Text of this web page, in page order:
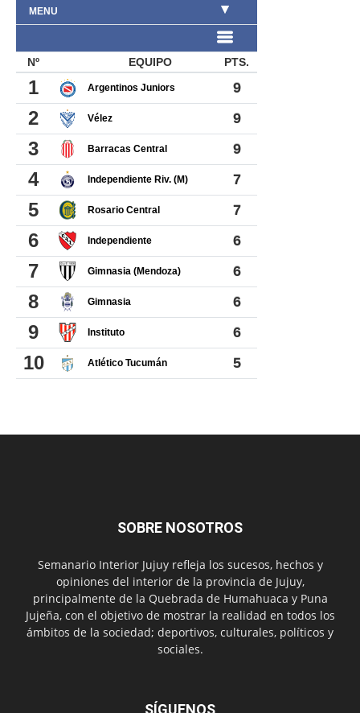
SOBRE NOSOTROS
Semanario Interior Jujuy refleja los sucesos, hechos y
opiniones del interior de la provincia de Jujuy,
principalmente de la Quebrada de Humahuaca y Puna
Jujeña, con el objetivo de mostrar la realidad en todos los
ámbitos de la sociedad; deportivos, culturales, políticos y
sociales.
SÍGUENOS